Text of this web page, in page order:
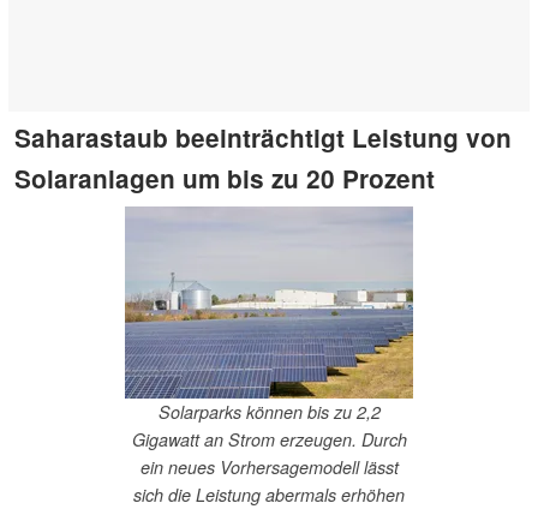
Saharastaub beeinträchtigt Leistung von
Solaranlagen um bis zu 20 Prozent
Solarparks können bis zu 2,2
Gigawatt an Strom erzeugen. Durch
ein neues Vorhersagemodell lässt
sich die Leistung abermals erhöhen